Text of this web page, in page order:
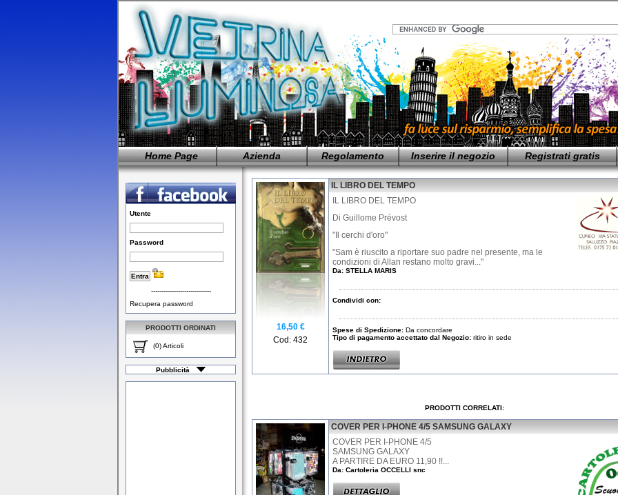
Home Page Azienda Regolamento Inserire il negozio Registrati gratis
Utente
Password
-----------------------------
Recupera password
PRODOTTI ORDINATI
(0) Articoli
Pubblicità
16,50 €
Cod: 432
IL LIBRO DEL TEMPO
IL LIBRO DEL TEMPO
Di Guillome Prévost
"Il cerchi d'oro"
"Sam è riuscito a riportare suo padre nel presente, ma le
condizioni di Allan restano molto gravi..."
Da: STELLA MARIS
Condividi con:
Spese di Spedizione: Da concordare
Tipo di pagamento accettato dal Negozio: ritiro in sede
PRODOTTI CORRELATI:
COVER PER I-PHONE 4/5 SAMSUNG GALAXY
COVER PER I-PHONE 4/5
SAMSUNG GALAXY
A PARTIRE DA EURO 11,90 !!...
Da: Cartoleria OCCELLI snc